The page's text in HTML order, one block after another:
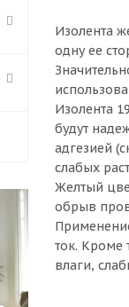
Изолента
одну ее
Изолента
будут
адгезией
слабых
Желтый
обрыв
ток. Кроме
влаги,